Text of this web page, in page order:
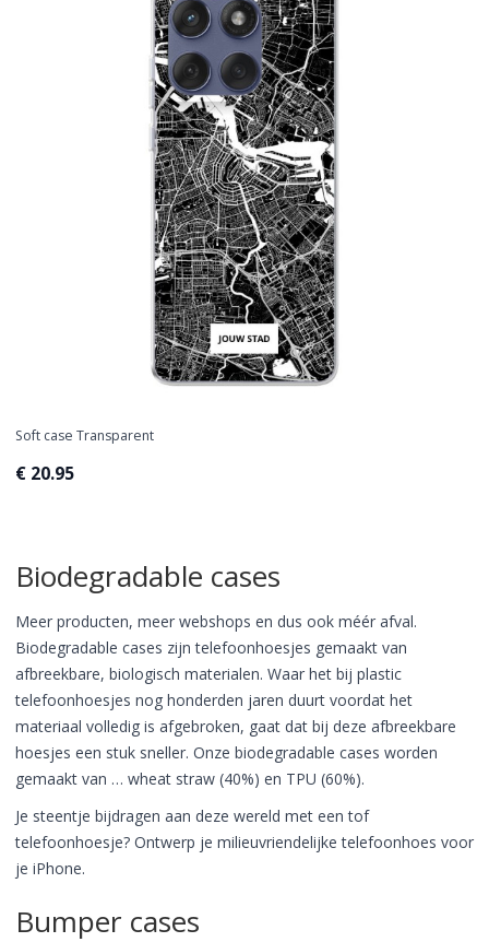
Soft case Transparent
€ 20.95
Biodegradable cases
Meer producten, meer webshops en dus ook méér afval.
Biodegradable cases zijn telefoonhoesjes gemaakt van
afbreekbare, biologisch materialen. Waar het bij plastic
telefoonhoesjes nog honderden jaren duurt voordat het
materiaal volledig is afgebroken, gaat dat bij deze afbreekbare
hoesjes een stuk sneller. Onze biodegradable cases worden
gemaakt van … wheat straw (40%) en TPU (60%).
Je steentje bijdragen aan deze wereld met een tof
telefoonhoesje? Ontwerp je milieuvriendelijke telefoonhoes voor
je iPhone.
Bumper cases